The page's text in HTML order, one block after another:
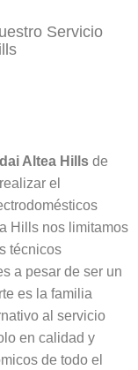
Servicio
Altea Hills de
el
Hills nos limitamos
técnicos
a pesar de ser un
es la familia
al servicio
en calidad y
de todo el